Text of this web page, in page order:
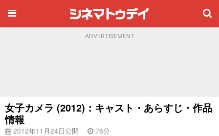
ADVERTISEMENT
女子カメラ (2012)：キャスト・あらすじ・作品
情報
2012年11月24日公開 78分